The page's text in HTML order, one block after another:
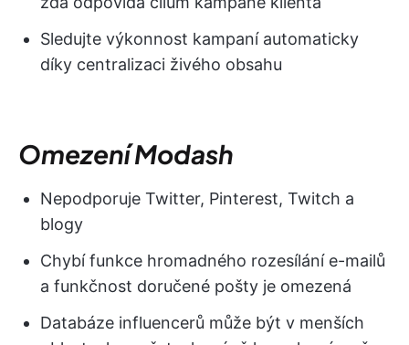
Sledujte výkonnost kampaní automaticky
díky centralizaci živého obsahu
Omezení Modash
Nepodporuje Twitter, Pinterest, Twitch a
blogy
Chybí funkce hromadného rozesílání e-mailů
a funkčnost doručené pošty je omezená
Databáze influencerů může být v menších